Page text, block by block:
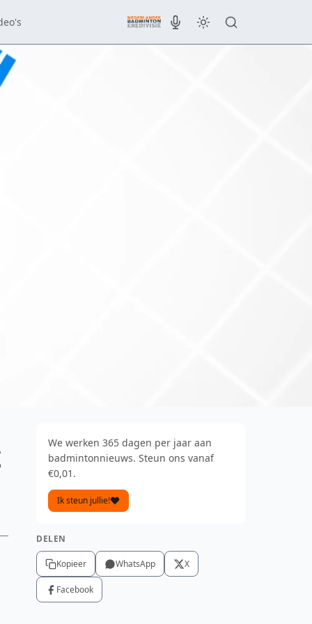
We werken 365 dagen per jaar aan
badmintonnieuws. Steun ons vanaf
€0,01.
Ik steun jullie!
DELEN
Kopieer WhatsApp X
Facebook